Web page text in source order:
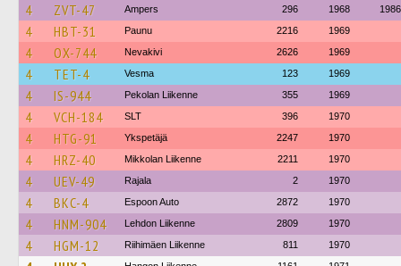
4 ZVT-47 Ampers 296 1968 1986
4 HBT-31 Paunu 2216 1969
4 OX-744 Nevakivi 2626 1969
4 TET-4 Vesma 123 1969
4 IS-944 Pekolan Liikenne 355 1969
4 VCH-184 SLT 396 1970
4 HTG-91 Ykspetäjä 2247 1970
4 HRZ-40 Mikkolan Liikenne 2211 1970
4 UEV-49 Rajala 2 1970
4 BKC-4 Espoon Auto 2872 1970
4 HNM-904 Lehdon Liikenne 2809 1970
4 HGM-12 Riihimäen Liikenne 811 1970